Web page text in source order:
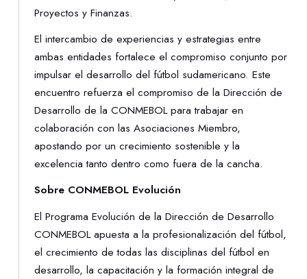
Proyectos y Finanzas.
El intercambio de experiencias y estrategias entre
ambas entidades fortalece el compromiso conjunto por
impulsar el desarrollo del fútbol sudamericano. Este
encuentro refuerza el compromiso de la Dirección de
Desarrollo de la CONMEBOL para trabajar en
colaboración con las Asociaciones Miembro,
apostando por un crecimiento sostenible y la
excelencia tanto dentro como fuera de la cancha.
Sobre CONMEBOL Evolución
El Programa Evolución de la Dirección de Desarrollo
CONMEBOL apuesta a la profesionalización del fútbol,
el crecimiento de todas las disciplinas del fútbol en
desarrollo, la capacitación y la formación integral de